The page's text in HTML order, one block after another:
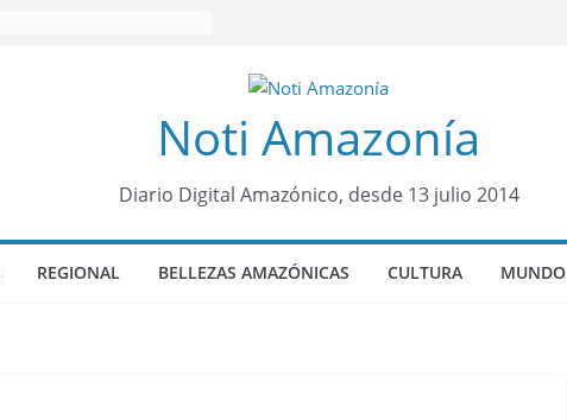
Noti Amazonía
Diario Digital Amazónico, desde 13 julio 2014
REGIONAL BELLEZAS AMAZÓNICAS CULTURA MUNDO